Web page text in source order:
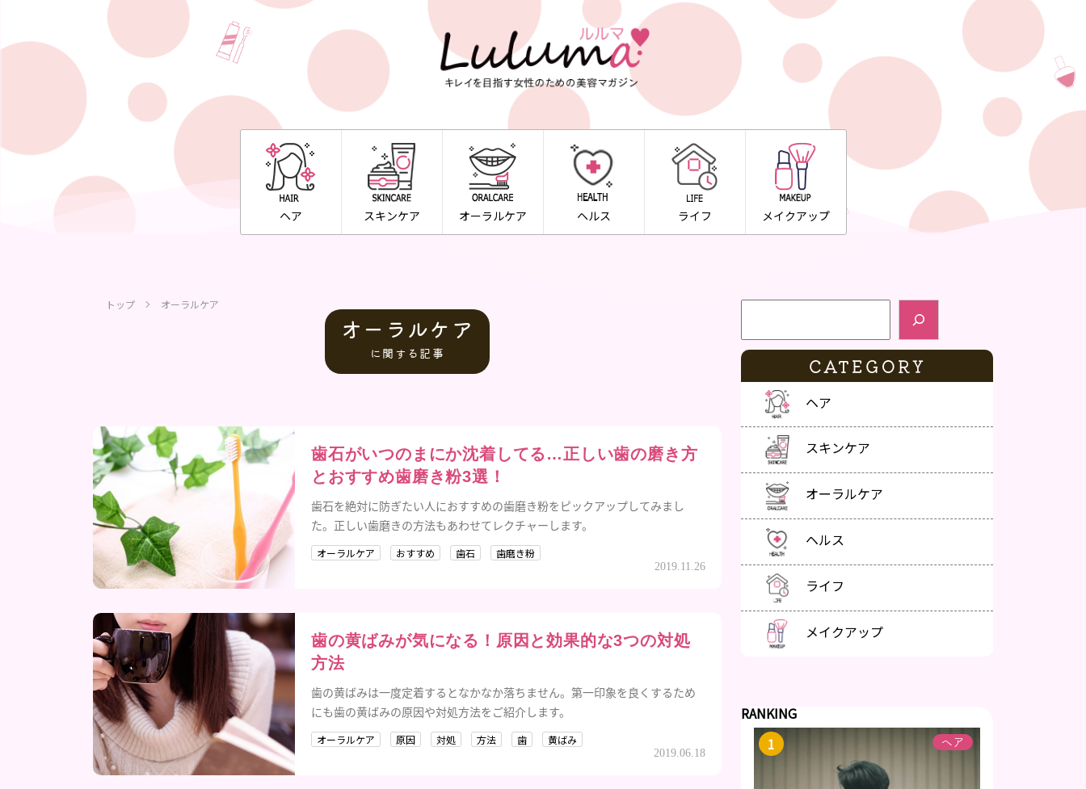
ヘア スキンケア オーラルケア ヘルス ライフ メイクアップ
トップ オーラルケア
オーラルケア
に関する記事
歯石がいつのまにか沈着してる…正しい歯の磨き方
とおすすめ歯磨き粉3選！
歯石を絶対に防ぎたい人におすすめの歯磨き粉をピックアップしてみまし
た。正しい歯磨きの方法もあわせてレクチャーします。
オーラルケア おすすめ 歯石 歯磨き粉
2019.11.26
歯の黄ばみが気になる！原因と効果的な3つの対処
方法
歯の黄ばみは一度定着するとなかなか落ちません。第一印象を良くするため
にも歯の黄ばみの原因や対処方法をご紹介します。
オーラルケア 原因 対処 方法 歯 黄ばみ
2019.06.18
検索
CATEGORY
ヘア
スキンケア
オーラルケア
ヘルス
ライフ
メイクアップ
RANKING
ヘア